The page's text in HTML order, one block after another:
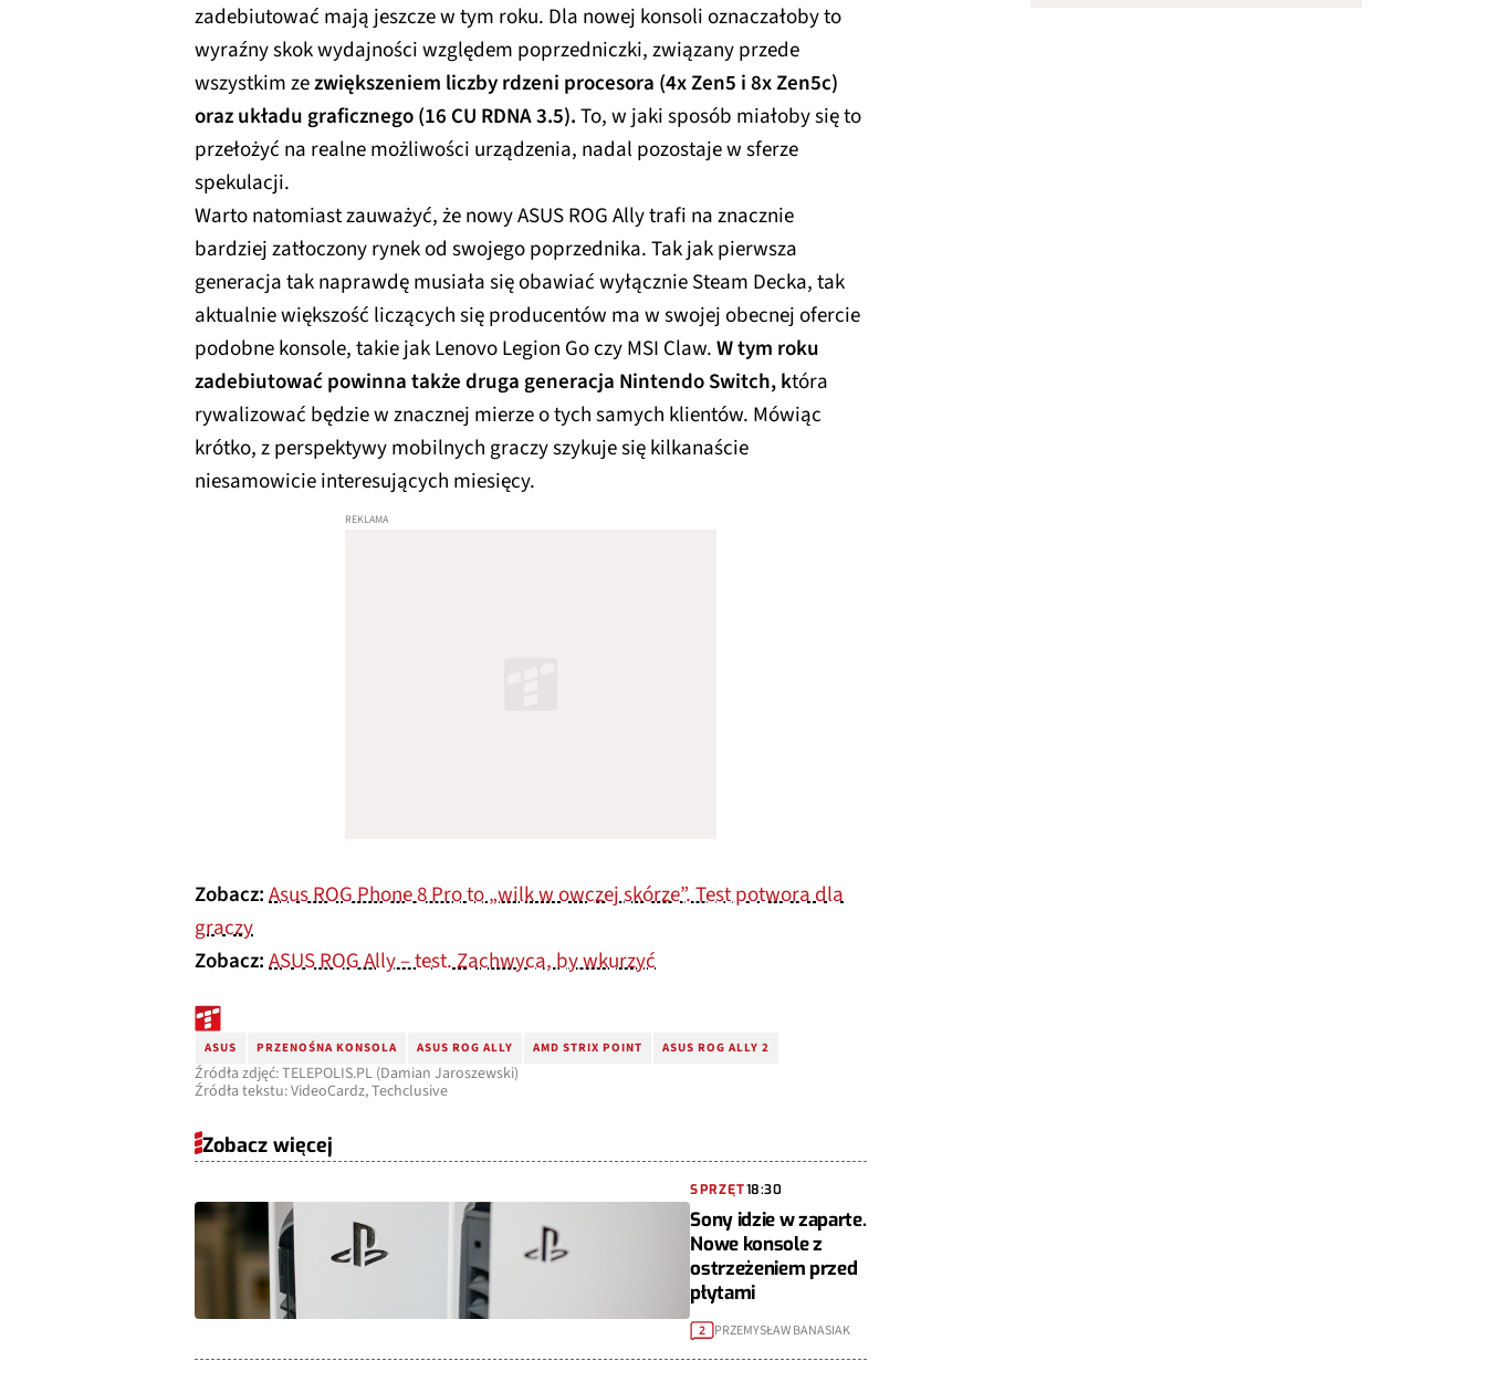
zadebiutować mają jeszcze w tym roku. Dla nowej konsoli oznaczałoby to
wyraźny skok wydajności względem poprzedniczki, związany przede
wszystkim zezwiększeniem liczby rdzeni procesora (4x Zen5 i 8x Zen5c)
oraz układu graficznego (16 CU RDNA 3.5).To, w jaki sposób miałoby się to
przełożyć na realne możliwości urządzenia, nadal pozostaje w sferze
spekulacji.
Warto natomiast zauważyć, że nowy ASUS ROG Ally trafi na znacznie
bardziej zatłoczony rynek od swojego poprzednika. Tak jak pierwsza
generacja tak naprawdę musiała się obawiać wyłącznie Steam Decka, tak
aktualnie większość liczących się producentów ma w swojej obecnej ofercie
podobne konsole, takie jak Lenovo Legion Go czy MSI Claw.W tym roku
zadebiutować powinna także druga generacja Nintendo Switch, która
rywalizować będzie w znacznej mierze o tych samych klientów. Mówiąc
krótko, z perspektywy mobilnych graczy szykuje się kilkanaście
niesamowicie interesujących miesięcy.
Zobacz:Asus ROG Phone 8 Pro to „wilk w owczej skórze”. Test potwora dla
graczy
Zobacz:ASUS ROG Ally – test. Zachwyca, by wkurzyć
ASUS PRZENOŚNA KONSOLA ASUS ROG ALLY AMD STRIX POINT ASUS ROG ALLY 2
Źródła zdjęć: TELEPOLIS.PL (Damian Jaroszewski)
Źródła tekstu: VideoCardz, Techclusive
Zobacz więcej
SPRZĘT18:30
Sony idzie w zaparte.
Nowe konsole z
ostrzeżeniem przed
płytami
2 PRZEMYSŁAW BANASIAK